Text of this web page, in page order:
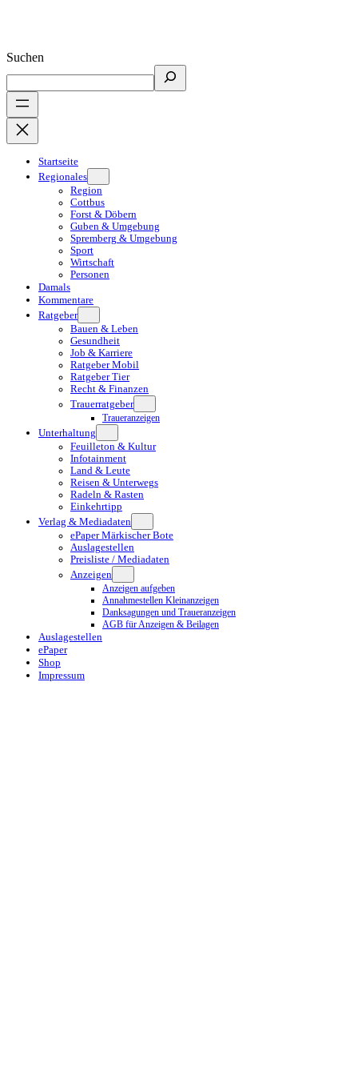
Suchen
Startseite
Regionales
Region
Cottbus
Forst & Döbern
Guben & Umgebung
Spremberg & Umgebung
Sport
Wirtschaft
Personen
Damals
Kommentare
Ratgeber
Bauen & Leben
Gesundheit
Job & Karriere
Ratgeber Mobil
Ratgeber Tier
Recht & Finanzen
Trauerratgeber
Traueranzeigen
Unterhaltung
Feuilleton & Kultur
Infotainment
Land & Leute
Reisen & Unterwegs
Radeln & Rasten
Einkehrtipp
Verlag & Mediadaten
ePaper Märkischer Bote
Auslagestellen
Preisliste / Mediadaten
Anzeigen
Anzeigen aufgeben
Annahmestellen Kleinanzeigen
Danksagungen und Traueranzeigen
AGB für Anzeigen & Beilagen
Auslagestellen
ePaper
Shop
Impressum